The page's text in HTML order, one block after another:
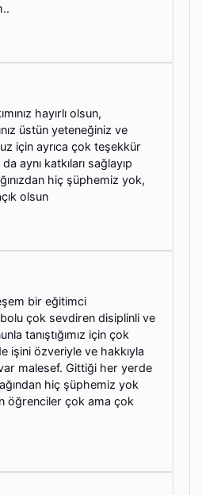
hayırlı olsun,
üstün yeteneğiniz ve
için ayrıca çok teşekkür
aynı katkıları sağlayıp
hiç şüphemiz yok,
olsun
bir eğitimci
çok sevdiren disiplinli ve
tanıştığımız için çok
işini özveriyle ve hakkıyla
malesef. Gittiği her yerde
hiç şüphemiz yok
öğrenciler çok ama çok